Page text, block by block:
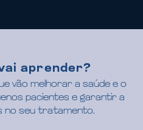
aprender?
vão melhorar a saúde e o
pacientes e garantir a
no seu tratamento.